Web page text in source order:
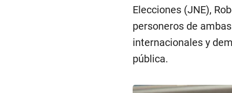
Elecciones (JNE),
personeros de
internacionales y
pública.